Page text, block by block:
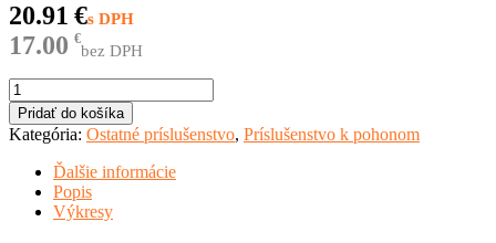
€
20.91
€
17.00 bez DPH
množstvo
KT204/R
Pridať do košíka
Kategória: Ostatné príslušenstvo, Príslušenstvo k pohonom
Ďalšie informácie
Popis
Výkresy